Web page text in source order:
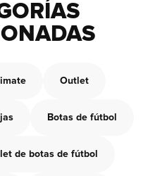
Outlet
Botas de fútbol
de botas de fútbol